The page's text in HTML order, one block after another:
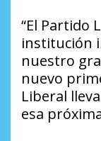
“El Partido
institución
nuestro
nuevo
Liberal
esa